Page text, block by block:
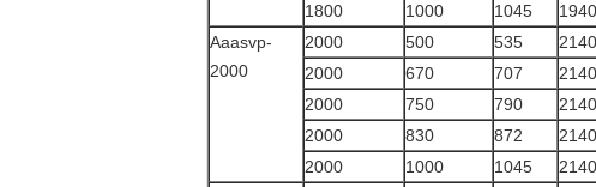
1800
1000 1045 1940
Aaasvp-
2000
2000 500 535 2140
2000
670 707 2140
2000
750 790 2140
2000
830 872 2140
2000
1000 1045 2140